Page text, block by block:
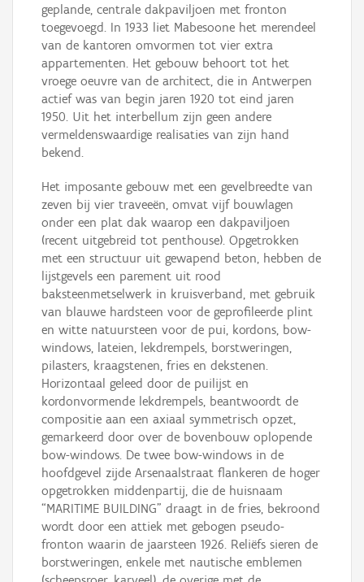
geplande, centrale dakpaviljoen met fronton
toegevoegd. In 1933 liet Mabesoone het merendeel
van de kantoren omvormen tot vier extra
appartementen. Het gebouw behoort tot het
vroege oeuvre van de architect, die in Antwerpen
actief was van begin jaren 1920 tot eind jaren
1950. Uit het interbellum zijn geen andere
vermeldenswaardige realisaties van zijn hand
bekend.
Het imposante gebouw met een gevelbreedte van
zeven bij vier traveeën, omvat vijf bouwlagen
onder een plat dak waarop een dakpaviljoen
(recent uitgebreid tot penthouse). Opgetrokken
met een structuur uit gewapend beton, hebben de
lijstgevels een parement uit rood
baksteenmetselwerk in kruisverband, met gebruik
van blauwe hardsteen voor de geprofileerde plint
en witte natuursteen voor de pui, kordons, bow-
windows, lateien, lekdrempels, borstweringen,
pilasters, kraagstenen, fries en dekstenen.
Horizontaal geleed door de puilijst en
kordonvormende lekdrempels, beantwoordt de
compositie aan een axiaal symmetrisch opzet,
gemarkeerd door over de bovenbouw oplopende
bow-windows. De twee bow-windows in de
hoofdgevel zijde Arsenaalstraat flankeren de hoger
opgetrokken middenpartij, die de huisnaam
“MARITIME BUILDING” draagt in de fries, bekroond
wordt door een attiek met gebogen pseudo-
fronton waarin de jaarsteen 1926. Reliëfs sieren de
borstweringen, enkele met nautische emblemen